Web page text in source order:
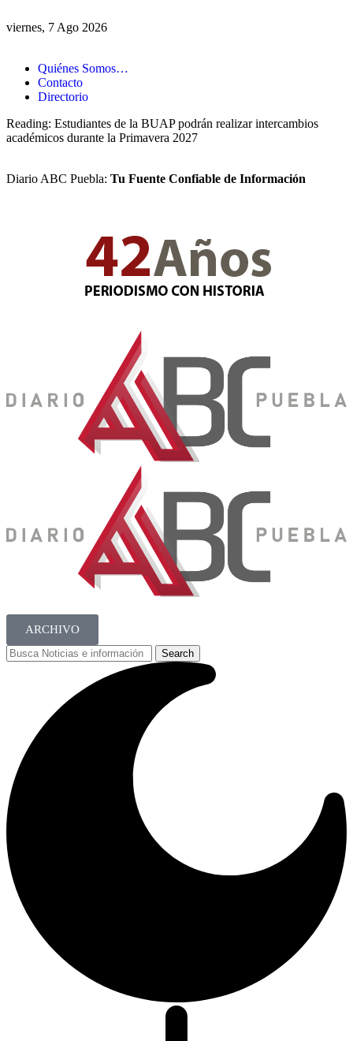
viernes, 7 Ago 2026
Quiénes Somos…
Contacto
Directorio
Reading: Estudiantes de la BUAP podrán realizar intercambios
académicos durante la Primavera 2027
Diario ABC Puebla: Tu Fuente Confiable de Información
ARCHIVO